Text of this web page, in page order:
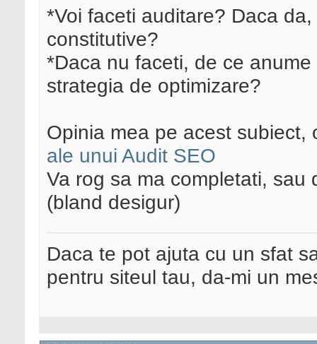
*Voi faceti auditare? Daca
constitutive?
*Daca nu faceti, de ce
strategia de optimizare?
Opinia mea pe acest
ale unui Audit SEO
Va rog sa ma completati,
(bland desigur)
Daca te pot ajuta cu un sfat
pentru siteul tau, da-mi un